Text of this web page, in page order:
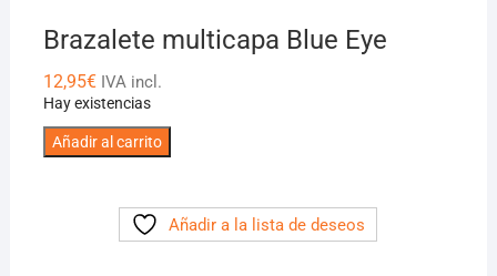
Brazalete multicapa Blue Eye
12,95€ IVA incl.
Hay existencias
Brazalete
Añadir al carrito
Añadir a la lista de deseos